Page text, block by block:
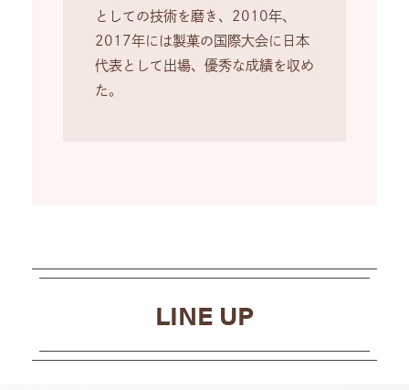
としての技術を磨き、2010年、
2017年には製菓の国際大会に日本
代表として出場、優秀な成績を収め
た。
LINE UP